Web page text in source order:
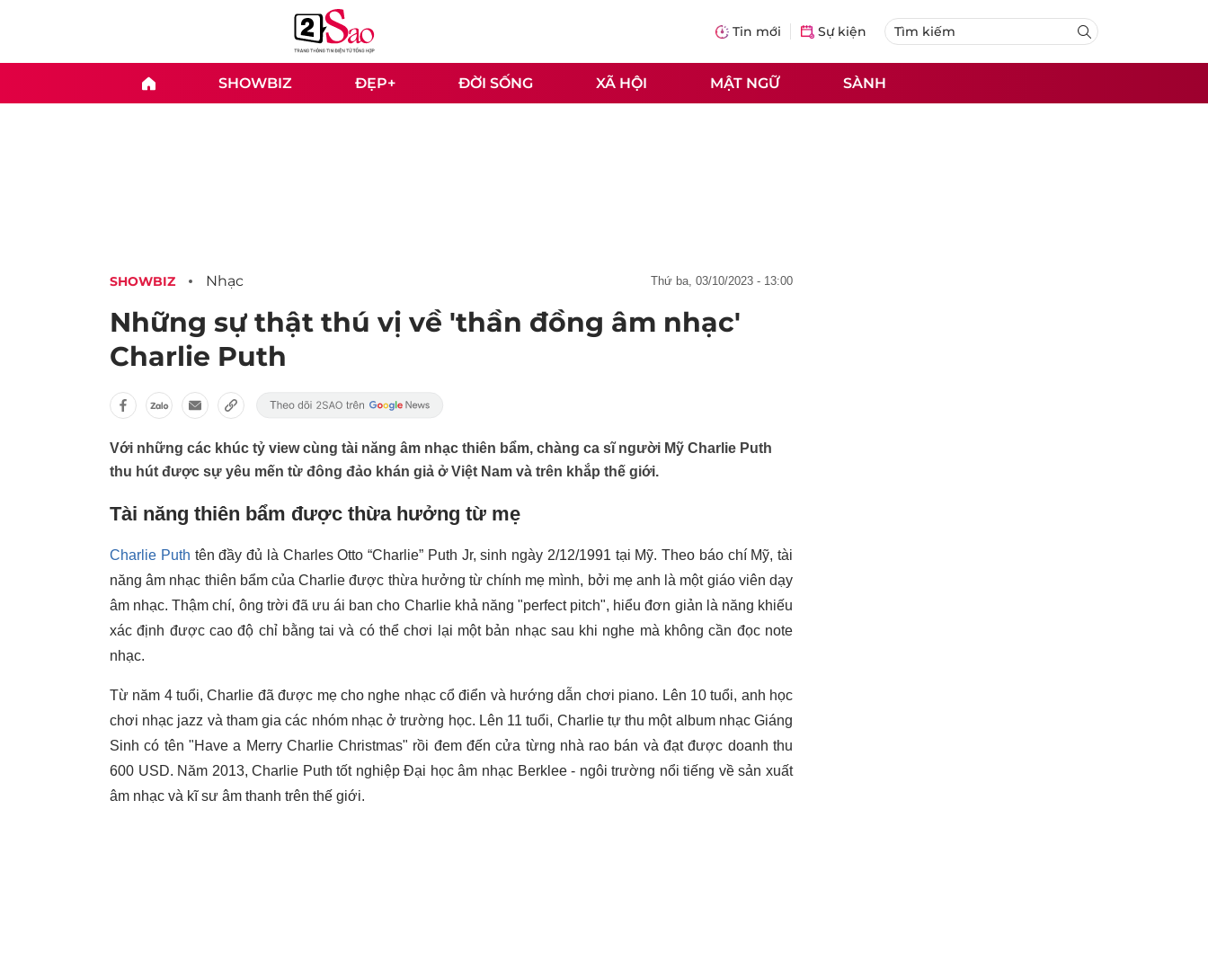
Tin mới Sự kiện
SHOWBIZ ĐẸP+ ĐỜI SỐNG XÃ HỘI MẬT NGỮ SÀNH
SHOWBIZ Nhạc thứ ba, 03/10/2023 - 13:00
Những sự thật thú vị về 'thần đồng âm nhạc'
Charlie Puth
Với những các khúc tỷ view cùng tài năng âm nhạc thiên bẩm, chàng ca sĩ người Mỹ Charlie Puth
thu hút được sự yêu mến từ đông đảo khán giả ở Việt Nam và trên khắp thế giới.
Tài năng thiên bẩm được thừa hưởng từ mẹ
Charlie Puth tên đầy đủ là Charles Otto “Charlie” Puth Jr, sinh ngày 2/12/1991 tại Mỹ. Theo báo chí Mỹ, tài
năng âm nhạc thiên bẩm của Charlie được thừa hưởng từ chính mẹ mình, bởi mẹ anh là một giáo viên dạy
âm nhạc. Thậm chí, ông trời đã ưu ái ban cho Charlie khả năng "perfect pitch", hiểu đơn giản là năng khiếu
xác định được cao độ chỉ bằng tai và có thể chơi lại một bản nhạc sau khi nghe mà không cần đọc note
nhạc.
Từ năm 4 tuổi, Charlie đã được mẹ cho nghe nhạc cổ điển và hướng dẫn chơi piano. Lên 10 tuổi, anh học
chơi nhạc jazz và tham gia các nhóm nhạc ở trường học. Lên 11 tuổi, Charlie tự thu một album nhạc Giáng
Sinh có tên "Have a Merry Charlie Christmas" rồi đem đến cửa từng nhà rao bán và đạt được doanh thu
600 USD. Năm 2013, Charlie Puth tốt nghiệp Đại học âm nhạc Berklee - ngôi trường nổi tiếng về sản xuất
âm nhạc và kĩ sư âm thanh trên thế giới.